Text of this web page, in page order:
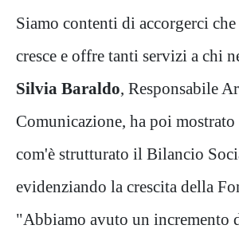
Siamo contenti di accorgerci che
cresce e offre tanti servizi a chi
Silvia Baraldo, Responsabile
Comunicazione, ha poi mostrato
com'è strutturato il Bilancio
evidenziando la crescita della
"Abbiamo avuto un incremento